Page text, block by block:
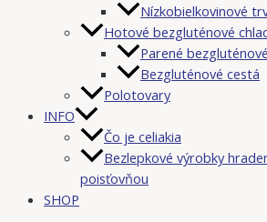
Nízkobielkovinové
Hotové bezgluténové
Parené
Bezgluténové cestá
Polotovary
INFO
Čo je celiakia
Bezlepkové výrobky
poisťovňou
SHOP